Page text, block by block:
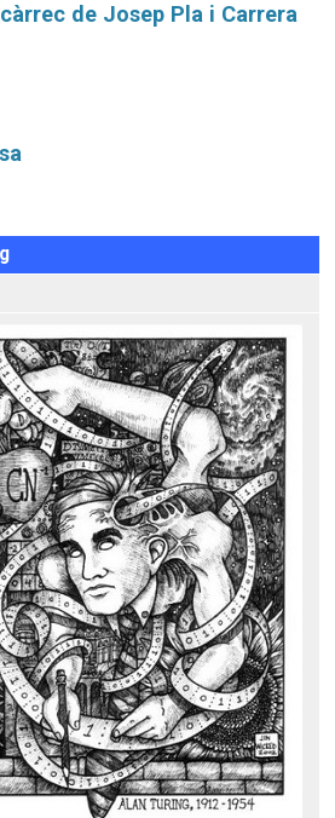
de Josep Pla i Carrera